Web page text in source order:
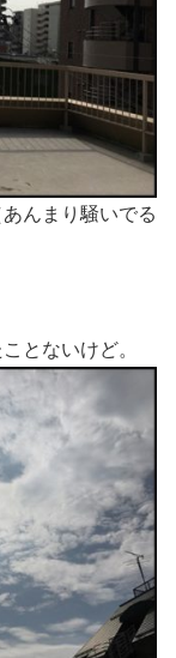
んまり騒いでる
とないけど。